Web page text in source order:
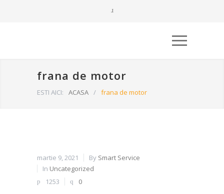
frana de motor
ESTI AICI: ACASA / frana de motor
martie 9, 2021 By Smart Service
In Uncategorized
1253
0